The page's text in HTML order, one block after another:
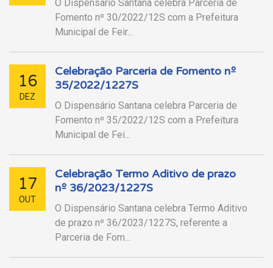
O Dispensário Santana celebra Parceria de
Fomento nº 30/2022/12S com a Prefeitura
Municipal de Feir...
16
DEZ
Celebração Parceria de Fomento nº
35/2022/1227S
O Dispensário Santana celebra Parceria de
Fomento nº 35/2022/12S com a Prefeitura
Municipal de Fei...
17
OUT
Celebração Termo Aditivo de prazo
nº 36/2023/1227S
O Dispensário Santana celebra Termo Aditivo
de prazo nº 36/2023/1227S, referente a
Parceria de Fom...